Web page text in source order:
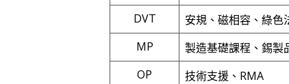
DVT
安規、磁相容、綠色
MP
製造基礎課程、錫製
OP
技術支援、RMA